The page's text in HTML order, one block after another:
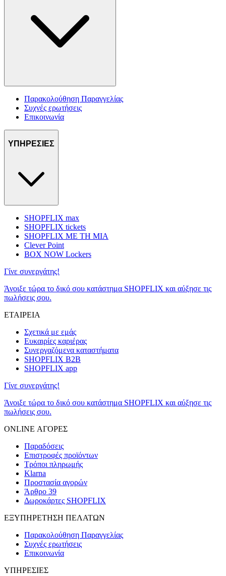
Παρακολούθηση Παραγγελίας
Συχνές ερωτήσεις
Επικοινωνία
ΥΠΗΡΕΣΙΕΣ
SHOPFLIX max
SHOPFLIX tickets
SHOPFLIX ΜΕ ΤΗ ΜΙΑ
Clever Point
BOX NOW Lockers
Γίνε συνεργάτης!
Άνοιξε τώρα το δικό σου κατάστημα SHOPFLIX και αύξησε τις
πωλήσεις σου.
ΕΤΑΙΡΕΙΑ
Σχετικά με εμάς
Ευκαιρίες καριέρας
Συνεργαζόμενα καταστήματα
SHOPFLIX B2B
SHOPFLIX app
Γίνε συνεργάτης!
Άνοιξε τώρα το δικό σου κατάστημα SHOPFLIX και αύξησε τις
πωλήσεις σου.
ONLINE ΑΓΟΡΕΣ
Παραδόσεις
Επιστροφές προϊόντων
Τρόποι πληρωμής
Klarna
Προστασία αγορών
Άρθρο 39
Δωροκάρτες SHOPFLIX
ΕΞΥΠΗΡΕΤΗΣΗ ΠΕΛΑΤΩΝ
Παρακολούθηση Παραγγελίας
Συχνές ερωτήσεις
Επικοινωνία
ΥΠΗΡΕΣΙΕΣ